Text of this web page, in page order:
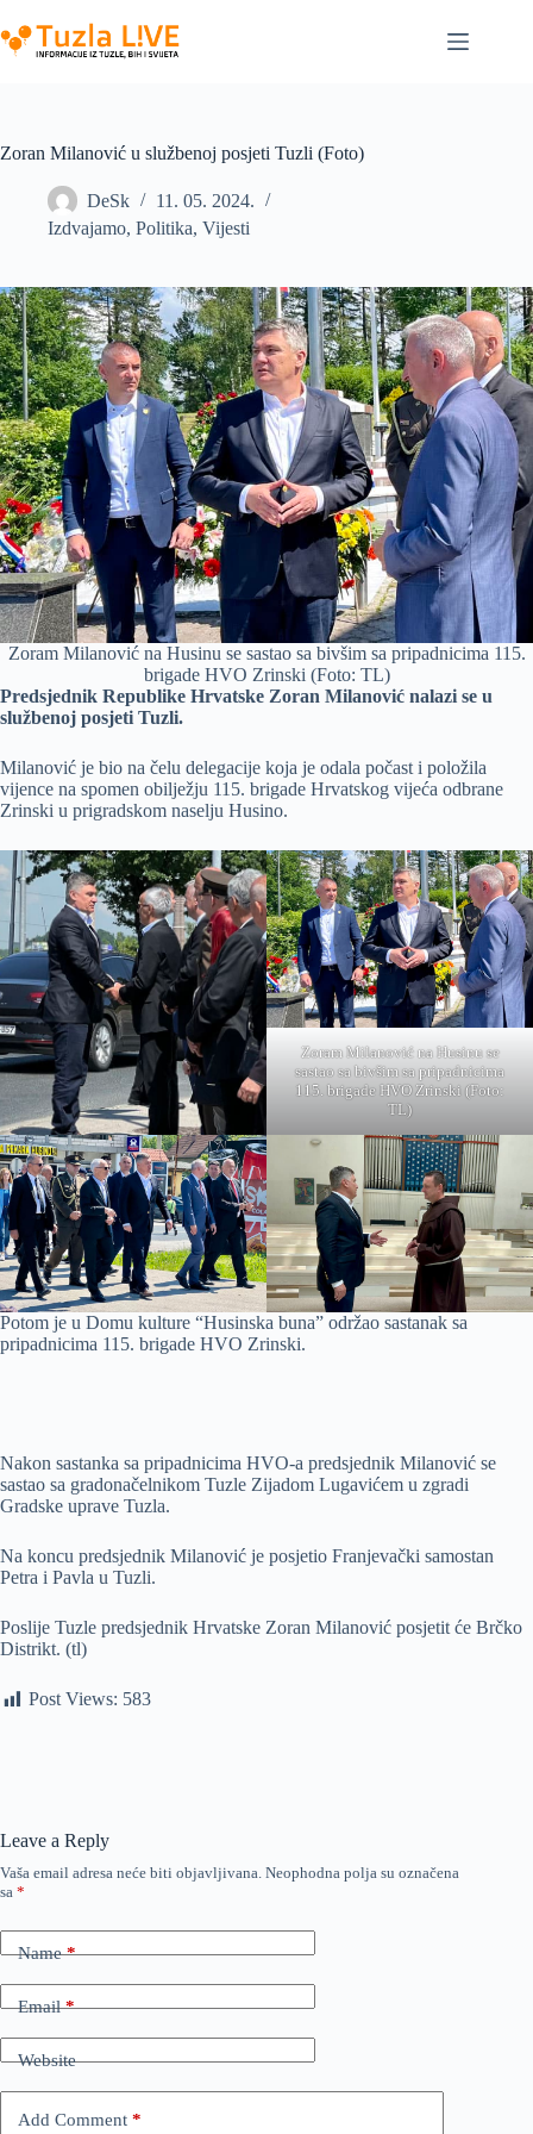
to
content
Zoran Milanović u službenoj posjeti Tuzli (Foto)
DeSk
11. 05. 2024.
Izdvajamo, Politika, Vijesti
Zoram Milanović na Husinu se sastao sa bivšim sa pripadnicima 115.
brigade HVO Zrinski (Foto: TL)
Predsjednik Republike Hrvatske Zoran Milanović nalazi se u
službenoj posjeti Tuzli.
Milanović je bio na čelu delegacije koja je odala počast i položila
vijence na spomen obilježju 115. brigade Hrvatskog vijeća odbrane
Zrinski u prigradskom naselju Husino.
Zoram Milanović na Husinu se
sastao sa bivšim sa pripadnicima
115. brigade HVO Zrinski (Foto:
TL)
Potom je u Domu kulture “Husinska buna” održao sastanak sa
pripadnicima 115. brigade HVO Zrinski.
Nakon sastanka sa pripadnicima HVO-a predsjednik Milanović se
sastao sa gradonačelnikom Tuzle Zijadom Lugavićem u zgradi
Gradske uprave Tuzla.
Na koncu predsjednik Milanović je posjetio Franjevački samostan
Petra i Pavla u Tuzli.
Poslije Tuzle predsjednik Hrvatske Zoran Milanović posjetit će Brčko
Distrikt. (tl)
Post Views: 583
Leave a Reply
Vaša email adresa neće biti objavljivana. Neophodna polja su označena
sa *
Name*
Email*
Website
Add Comment *